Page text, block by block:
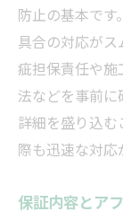
防止の基本で
具合の対応がス
疵担保責任や
法などを事前
詳細を盛り込
際も迅速な対応
保証内容とア